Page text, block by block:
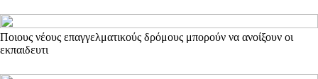
Ποιους νέους επαγγελματικούς δρόμους μπορούν να ανοίξουν οι
εκπαιδευτι